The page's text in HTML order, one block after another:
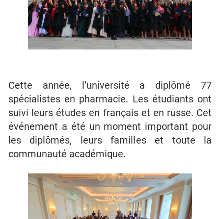
Cette année, l’université a diplômé 77
spécialistes en pharmacie. Les étudiants ont
suivi leurs études en français et en russe. Cet
événement a été un moment important pour
les diplômés, leurs familles et toute la
communauté académique.